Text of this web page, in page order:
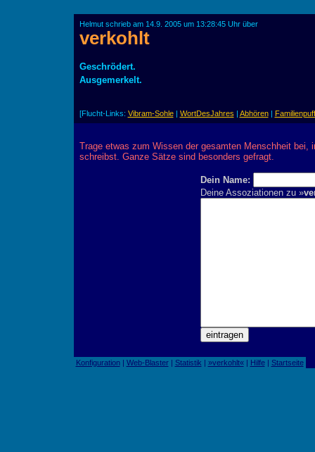
Helmut schrieb am 14.9. 2005 um 13:28:45 Uhr über
verkohlt
Geschrödert.
Ausgemerkelt.
[Flucht-Links: Vibram-Sohle| WortDesJahres | Abhören| Familienpuff
Trage etwas zum Wissen der gesamten Menschheit bei,
schreibst. Ganze Sätze sind besonders gefragt.
Dein Name:
Deine Assoziationen zu »
Konfiguration| Web-Blaster| Statistik | »verkohlt«| Hilfe| Startseite